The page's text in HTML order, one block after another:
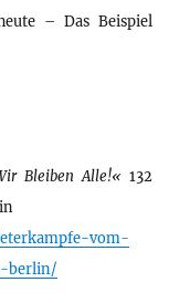
– Das Beispiel
Bleiben Alle!« 132
vom-
berlin/